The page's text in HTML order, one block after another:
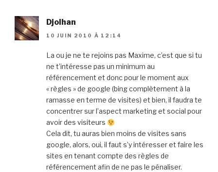
Djolhan
10 JUIN 2010 À 12:14
La ou je ne te rejoins pas Maxime, c’est que si tu
ne t’intéresse pas un minimum au
référencement et donc pour le moment aux
« règles » de google (bing complètement à la
ramasse en terme de visites) et bien, il faudra te
concentrer sur l’aspect marketing et social pour
avoir des visiteurs
Cela dit, tu auras bien moins de visites sans
google, alors, oui, il faut s’y intéresser et faire les
sites en tenant compte des règles de
référencement afin de ne pas le pénaliser.